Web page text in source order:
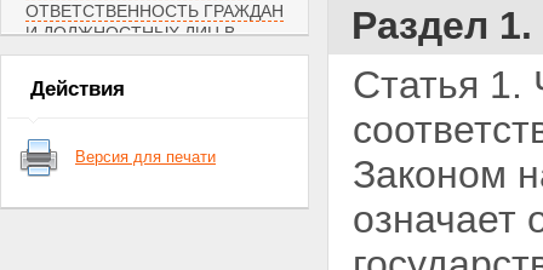
ОТВЕТСТВЕННОСТЬ ГРАЖДАН
И ДОЛЖНОСТНЫХ ЛИЦ В
УСЛОВИЯХ ЧРЕЗВЫЧАЙНОГО
ПОЛОЖЕНИЯ
Раздел VI. ЗАКЛЮЧИТЕЛЬНЫЕ
Действия
Версия для печати
Раздел
Статья 1.
Законом
означает